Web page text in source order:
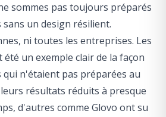
sommes pas toujours préparés
sans un design résilient.
ni toutes les entreprises. Les
été un exemple clair de la façon
n'étaient pas préparées au
résultats réduits à presque
d'autres comme Glovo ont su